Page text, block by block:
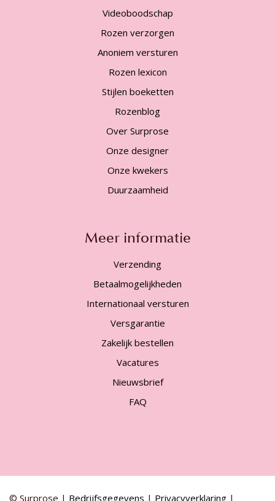
Videoboodschap
Rozen verzorgen
Anoniem versturen
Rozen lexicon
Stijlen boeketten
Rozenblog
Over Surprose
Onze designer
Onze kwekers
Duurzaamheid
Meer informatie
Verzending
Betaalmogelijkheden
Internationaal versturen
Versgarantie
Zakelijk bestellen
Vacatures
Nieuwsbrief
FAQ
© Surprose | Bedrijfsgegevens | Privacyverklaring |